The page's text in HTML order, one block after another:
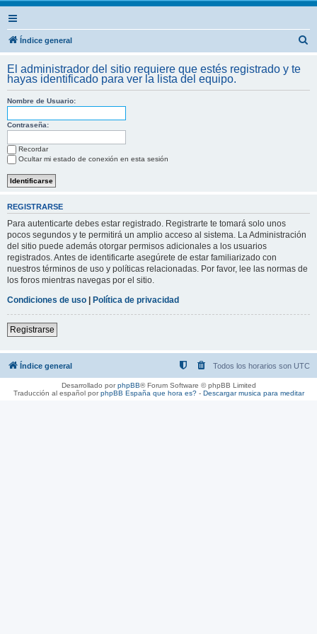
Índice general
c
El administrador del sitio requiere que estés registrado y te
hayas identificado para ver la lista del equipo.
Nombre de Usuario:
Contraseña:
Recordar
Ocultar mi estado de conexión en esta sesión
REGISTRARSE
Para autenticarte debes estar registrado. Registrarte te tomará solo unos
pocos segundos y te permitirá un amplio acceso al sistema. La Administración
del sitio puede además otorgar permisos adicionales a los usuarios
registrados. Antes de identificarte asegúrete de estar familiarizado con
nuestros términos de uso y políticas relacionadas. Por favor, lee las normas de
los foros mientras navegas por el sitio.
Condiciones de uso | Política de privacidad
Registrarse
Índice general Todos los horarios son UTC
Desarrollado porphpBB® Forum Software © phpBB Limited
Traducción al español porphpBB España que hora es?- Descargar musica para meditar